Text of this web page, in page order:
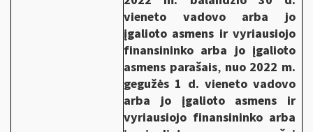
vieneto vadovo arba jo
įgalioto asmens ir vyriausiojo
finansininko arba jo įgalioto
asmens parašais, nuo 2022 m.
gegužės 1 d. vieneto vadovo
arba jo įgalioto asmens ir
vyriausiojo finansininko arba